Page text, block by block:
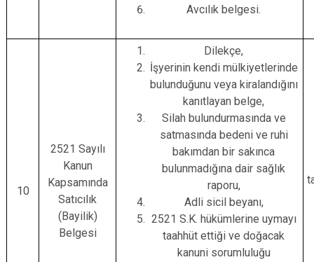
Avcılık belgesi.
10
2521 Sayılı
Kanun
Kapsamında
Satıcılık
(Bayilik)
Belgesi
Dilekçe,
İşyerinin kendi mülkiyetlerinde
bulunduğunu veya kiralandığını
kanıtlayan belge,
Silah bulundurmasında ve
satmasında bedeni ve ruhi
bakımdan bir sakınca
bulunmadığına dair sağlık
raporu,
Adli sicil beyanı,
2521 S.K. hükümlerine uymayı
taahhüt ettiği ve doğacak
kanuni sorumluluğu